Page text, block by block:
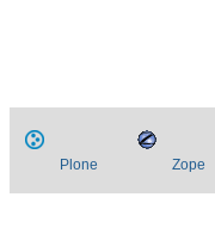
Plone Zope